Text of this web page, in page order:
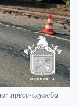
пресс-служба